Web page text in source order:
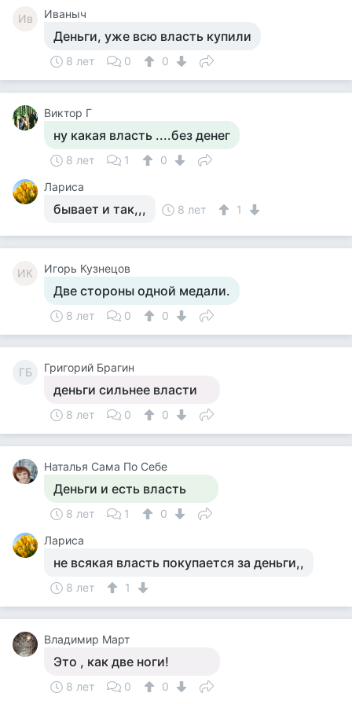
Ив Иваныч
Деньги, уже всю власть купили
8 лет 0 0
Виктор Г
ну какая власть ....без денег
8 лет 1
0
Лариса
бывает и так,,, 8 лет 1
ИК Игорь Кузнецов
Две стороны одной медали.
8 лет 0 0
ГБ Григорий Брагин
деньги сильнее власти
8 лет 0 0
Наталья Сама По Себе
Деньги и есть власть
8 лет 1
0
Лариса
не всякая власть покупается за деньги,,
8 лет 1
Владимир Март
Это , как две ноги!
8 лет 0 0